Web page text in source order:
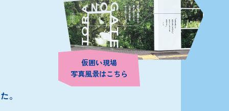
。
仮囲い現場
写真風景はこちら